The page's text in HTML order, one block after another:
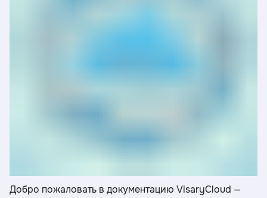
Добро пожаловать в документацию VisaryCloud —